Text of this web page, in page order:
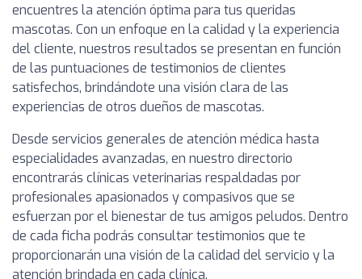
encuentres la atención óptima para tus queridas
mascotas. Con un enfoque en la calidad y la experiencia
del cliente, nuestros resultados se presentan en función
de las puntuaciones de testimonios de clientes
satisfechos, brindándote una visión clara de las
experiencias de otros dueños de mascotas.
Desde servicios generales de atención médica hasta
especialidades avanzadas, en nuestro directorio
encontrarás clínicas veterinarias respaldadas por
profesionales apasionados y compasivos que se
esfuerzan por el bienestar de tus amigos peludos. Dentro
de cada ficha podrás consultar testimonios que te
proporcionarán una visión de la calidad del servicio y la
atención brindada en cada clínica.